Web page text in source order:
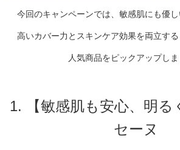
今回のキャンペーンでは、 敏感肌にも優
高いカバー力とスキンケア効果を両立す
人気商品をピックアップしま
1. 【敏感肌も安心、明る
セーヌ